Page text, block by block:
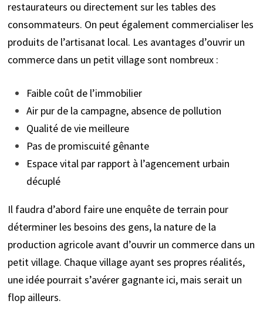
restaurateurs ou directement sur les tables des
consommateurs. On peut également commercialiser les
produits de l’artisanat local. Les avantages d’ouvrir un
commerce dans un petit village sont nombreux :
Faible coût de l’immobilier
Air pur de la campagne, absence de pollution
Qualité de vie meilleure
Pas de promiscuité gênante
Espace vital par rapport à l’agencement urbain
décuplé
Il faudra d’abord faire une enquête de terrain pour
déterminer les besoins des gens, la nature de la
production agricole avant d’ouvrir un commerce dans un
petit village. Chaque village ayant ses propres réalités,
une idée pourrait s’avérer gagnante ici, mais serait un
flop ailleurs.